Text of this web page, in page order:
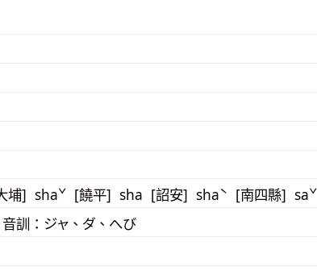
埔] shaˇ [饒平] sha [詔安] shaˋ [南四縣] saˇ
訓：ジャ、ダ、へび